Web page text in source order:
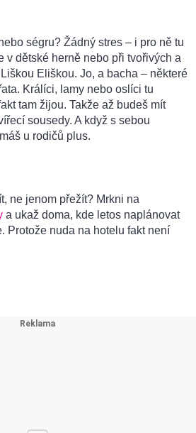
ségru? Žádný stres – i pro ně tu
v dětské herně nebo při tvořivých a
Eliškou. Jo, a bacha – některé
Králíci, lamy nebo oslíci tu
tam žijou. Takže až budeš mít
sousedy. A když s sebou
u rodičů plus.
ne jenom přežít? Mrkni na
a ukaž doma, kde letos naplánovat
Protože nuda na hotelu fakt není